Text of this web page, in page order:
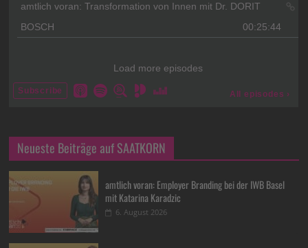
Neueste Beiträge auf SAATKORN
amtlich voran: Employer Branding bei der IWB Basel
mit Katarina Karadzic
6. August 2026